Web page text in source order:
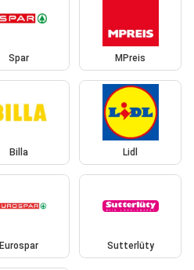
Spar MPreis
Billa Lidl
Eurospar Sutterlüty